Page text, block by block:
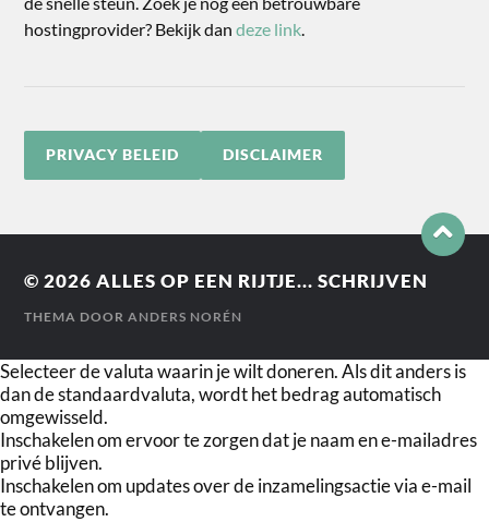
hostingprovider? Bekijk dandeze link.
PRIVACY BELEID DISCLAIMER
© 2026ALLES OP EEN RIJTJE... SCHRIJVEN
THEMA DOORANDERS NORÉN
Selecteer de valuta waarin je wilt doneren. Als dit anders is
dan de standaardvaluta, wordt het bedrag automatisch
omgewisseld.
Inschakelen om ervoor te zorgen dat je naam en e-mailadres
privé blijven.
Inschakelen om updates over de inzamelingsactie via e-mail
te ontvangen.